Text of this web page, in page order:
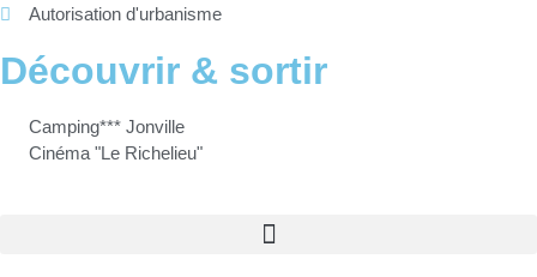
Autorisation d'urbanisme
Découvrir & sortir
Camping*** Jonville
Cinéma "Le Richelieu"